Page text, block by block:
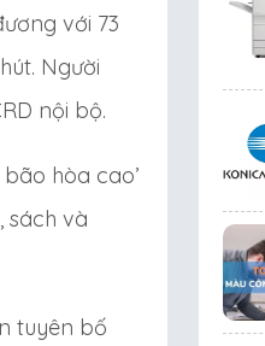
với 73
Người
nội bộ.
hòa cao’
sách và
tuyên bố